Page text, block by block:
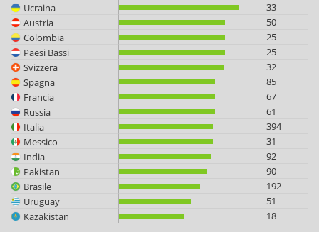
Ucraina
33
Austria
50
Colombia
25
Paesi Bassi
25
Svizzera
32
Spagna
85
Francia
67
Russia
61
Italia
394
Messico
31
India
92
Pakistan
90
Brasile
192
Uruguay
51
Kazakistan
18